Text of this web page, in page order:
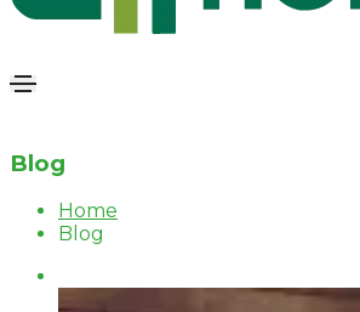
Blog
Home
Blog